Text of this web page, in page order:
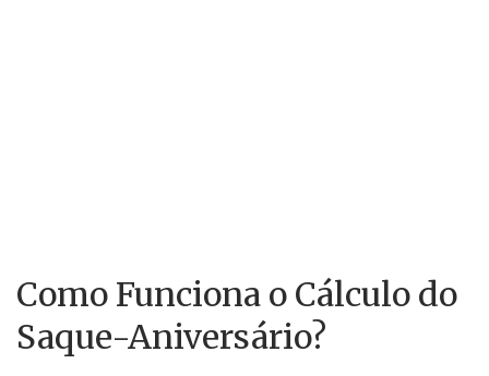
Como Funciona o Cálculo do
Saque-Aniversário?